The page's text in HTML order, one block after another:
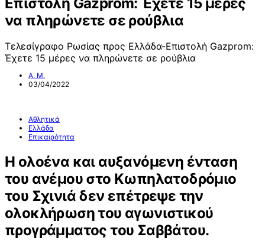
να πληρώνετε σε ρούβλια
Τελεσίγραφο Ρωσίας προς Ελλάδα-Επιστολή Gazprom:
Έχετε 15 μέρες να πληρώνετε σε ρούβλια
Α. Μ.
03/04/2022
Αθλητικά
Ελλάδα
Επικαιρότητα
Η ολοένα και αυξανόμενη ένταση
του ανέμου στο Κωπηλατοδρόμιο
του Σχινιά δεν επέτρεψε την
ολοκλήρωση του αγωνιστικού
προγράμματος του Σαββάτου.